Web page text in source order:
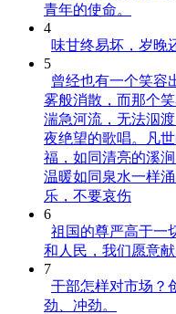
青年的使命。
4
味甘终易坏，岁晚
5
曾经也有一个笑容
雾般消散，而那个
湍急河流，无法泅
夜绝望的歌唱。凡
福，如同清亮的溪
温暖如同泉水一样
乐，不要哀伤
6
祖国的尊严高于一
和人民，我们愿意献
7
干部怎样对市场？
劲、冲劲。